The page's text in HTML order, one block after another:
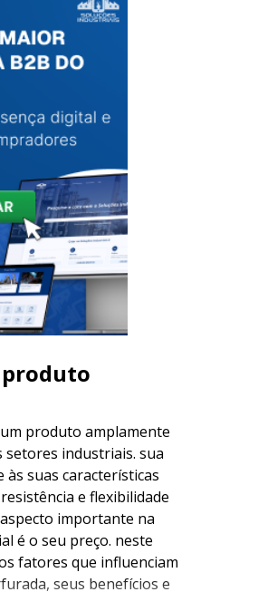
produto
produto amplamente
setores industriais. sua
às suas características
e flexibilidade
importante na
é o seu preço. neste
fatores que influenciam
seus benefícios e